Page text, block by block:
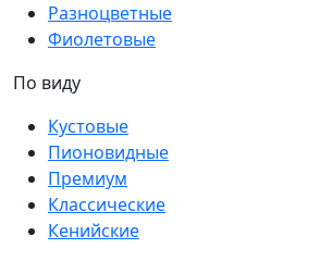
Разноцветные
Фиолетовые
По виду
Кустовые
Пионовидные
Премиум
Классические
Кенийские